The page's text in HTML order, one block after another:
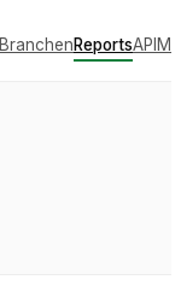
BranchenReportsAPI